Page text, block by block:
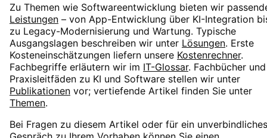
Zu Themen wie Softwareentwicklung bieten wir
Leistungen – von App-Entwicklung über KI-Integration
zu Legacy-Modernisierung und Wartung. Typische
Ausgangslagen beschreiben wir unter Lösungen. Erste
Kosteneinschätzungen liefern unsere Kostenrechner.
Fachbegriffe erläutern wir im IT-Glossar. Fachbücher und
Praxisleitfäden zu KI und Software stellen wir unter
Publikationen vor; vertiefende Artikel finden Sie unter
Themen.
Bei Fragen zu diesem Artikel oder für ein unverbindliches